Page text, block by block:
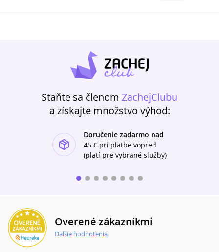
autorčina zkušenost s arteterapeutickou
metodách. Text Julie Zorkovské se oproti
předchozím autorům odkazuje k významu
rituálů, který je v úzkém spojení s psychickou
Staňte sa členom ZachejClubu
a získajte množstvo výhod:
Doručenie zadarmo nad
45 € pri platbe vopred
(platí pre vybrané služby)
Overené zákazníkmi
Ďalšie hodnotenia